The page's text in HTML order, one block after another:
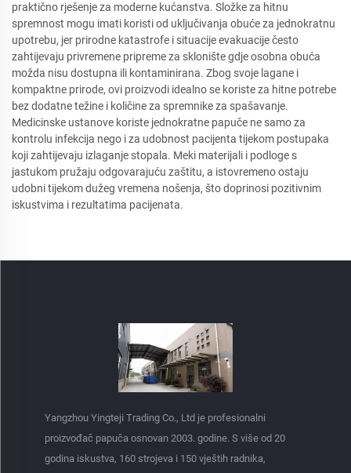
praktično rješenje za moderne kućanstva. Složke za hitnu
spremnost mogu imati koristi od uključivanja obuće za jednokratnu
upotrebu, jer prirodne katastrofe i situacije evakuacije često
zahtijevaju privremene pripreme za sklonište gdje osobna obuća
možda nisu dostupna ili kontaminirana. Zbog svoje lagane i
kompaktne prirode, ovi proizvodi idealno se koriste za hitne potrebe
bez dodatne težine i količine za spremnike za spašavanje.
Medicinske ustanove koriste jednokratne papuče ne samo za
kontrolu infekcija nego i za udobnost pacijenta tijekom postupaka
koji zahtijevaju izlaganje stopala. Meki materijali i podloge s
jastukom pružaju odgovarajuću zaštitu, a istovremeno ostaju
udobni tijekom dužeg vremena nošenja, što doprinosi pozitivnim
iskustvima i rezultatima pacijenata.
Yangzhou Yingteji Trading Co., Ltd je profesionalni
proizvođač papuča osnovan 2003. godine. S više od 20
godina iskustva, 160 strojeva i 150 vještih radnika,